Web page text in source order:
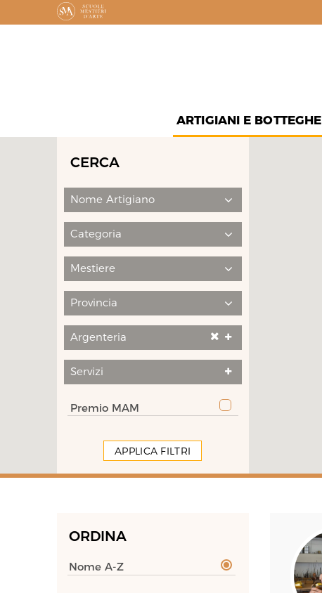
ARTIGIANI E BOTTEGHE
CERCA
Nome Artigiano
Categoria
Mestiere
Provincia
Argenteria
Servizi
Premio MAM
APPLICA FILTRI
ORDINA
Nome A-Z